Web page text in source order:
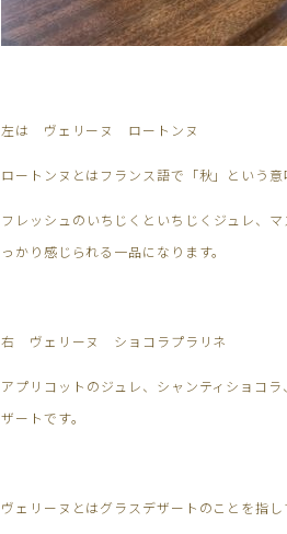
左は ヴェリーヌ ロートンヌ
ロートンヌとはフランス語で「秋」という意
フレッシュのいちじくといちじくジュレ、
っかり感じられる一品になります。
右 ヴェリーヌ ショコラプラリネ
アプリコットのジュレ、シャンティショコ
ザートです。
ヴェリーヌとはグラスデザートのことを指